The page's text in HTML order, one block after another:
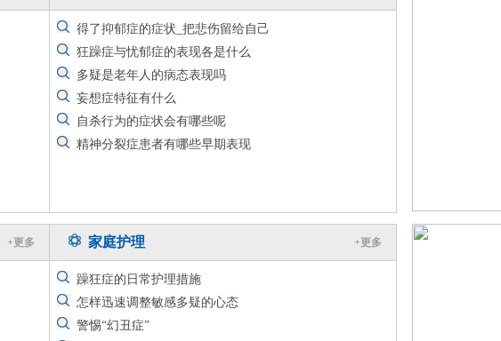
惊人病例：Inflixim
惊人病例：Inflixim
惊人病例：Inflixim
惊人病例：Inflixim
惊人病例：Inflixim
惊人病例：Inflixim
得了抑郁症的症状_把悲伤留给自己
狂躁症与忧郁症的表现各是什么
多疑是老年人的病态表现吗
妄想症特征有什么
自杀行为的症状会有哪些呢
精神分裂症患者有哪些早期表现
+更多 家庭护理 +更多
躁狂症的日常护理措施
怎样迅速调整敏感多疑的心态
警惕“幻丑症”